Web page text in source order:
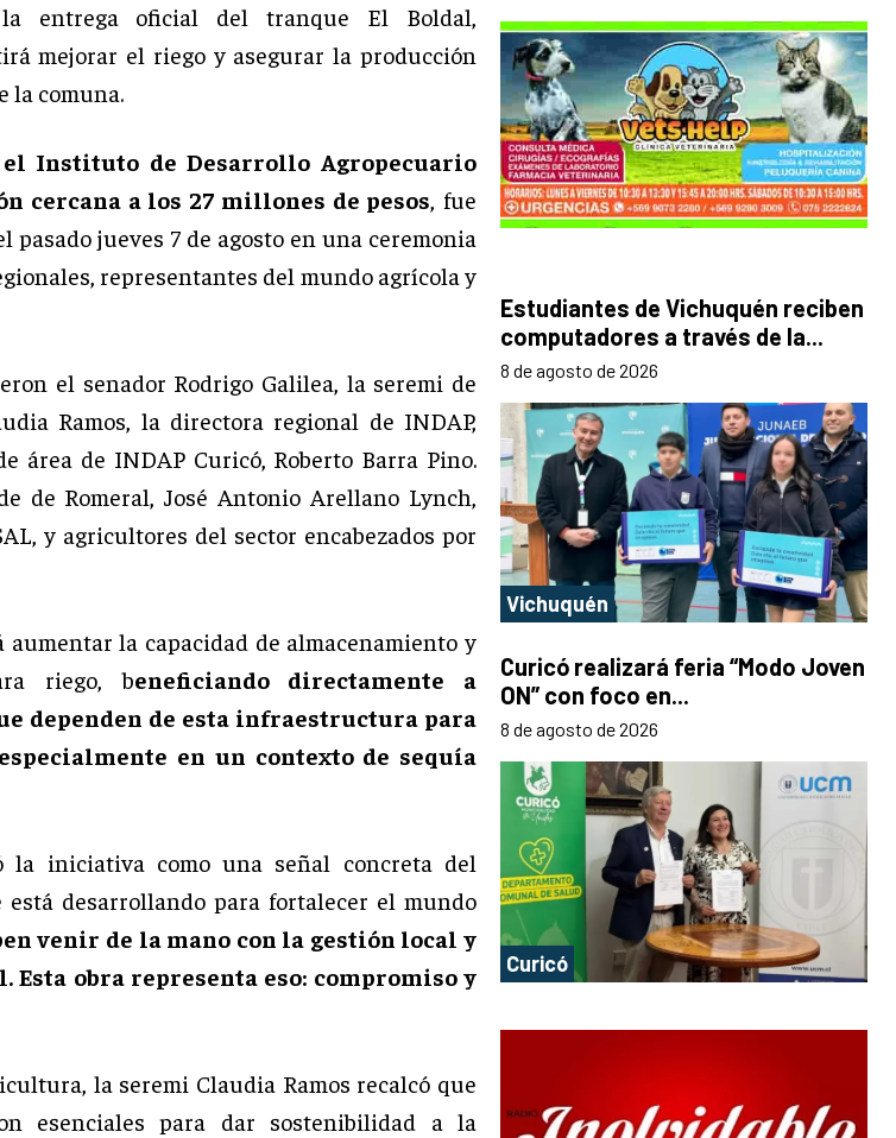
entrega oficial del tranque El Boldal,
mejorar el riego y asegurar la producción
la comuna.
Instituto de Desarrollo Agropecuario
cercana a los 27 millones de pesos, fue
pasado jueves 7 de agosto en una ceremonia
representantes del mundo agrícola y
el senador Rodrigo Galilea, la seremi de
Ramos, la directora regional de INDAP,
área de INDAP Curicó, Roberto Barra Pino.
de Romeral, José Antonio Arellano Lynch,
y agricultores del sector encabezados por
la capacidad de almacenamiento y
riego, beneficiando directamente a
dependen de esta infraestructura para
en un contexto de sequía
la iniciativa como una señal concreta del
está desarrollando para fortalecer el mundo
venir de la mano con la gestión local y
obra representa eso: compromiso y
la seremi Claudia Ramos recalcó que
esenciales para dar sostenibilidad a la
Estudiantes de Vichuquén reciben
computadores a través de la...
8 de agosto de 2026
Vichuquén
Curicó realizará feria “Modo Joven
ON” con foco en...
8 de agosto de 2026
Curicó